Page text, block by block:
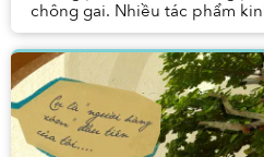
chông gai. Nhiều tác phẩm
kinh phí eo hẹp, với quá trình